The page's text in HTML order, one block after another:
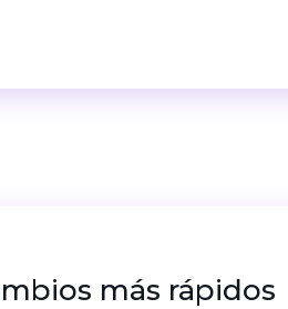
más rápidos